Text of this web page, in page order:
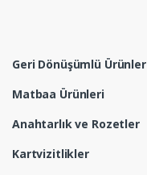
Geri Dönüşümlü Ürünler
Matbaa Ürünleri
Anahtarlık ve Rozetler
Kartvizitlikler